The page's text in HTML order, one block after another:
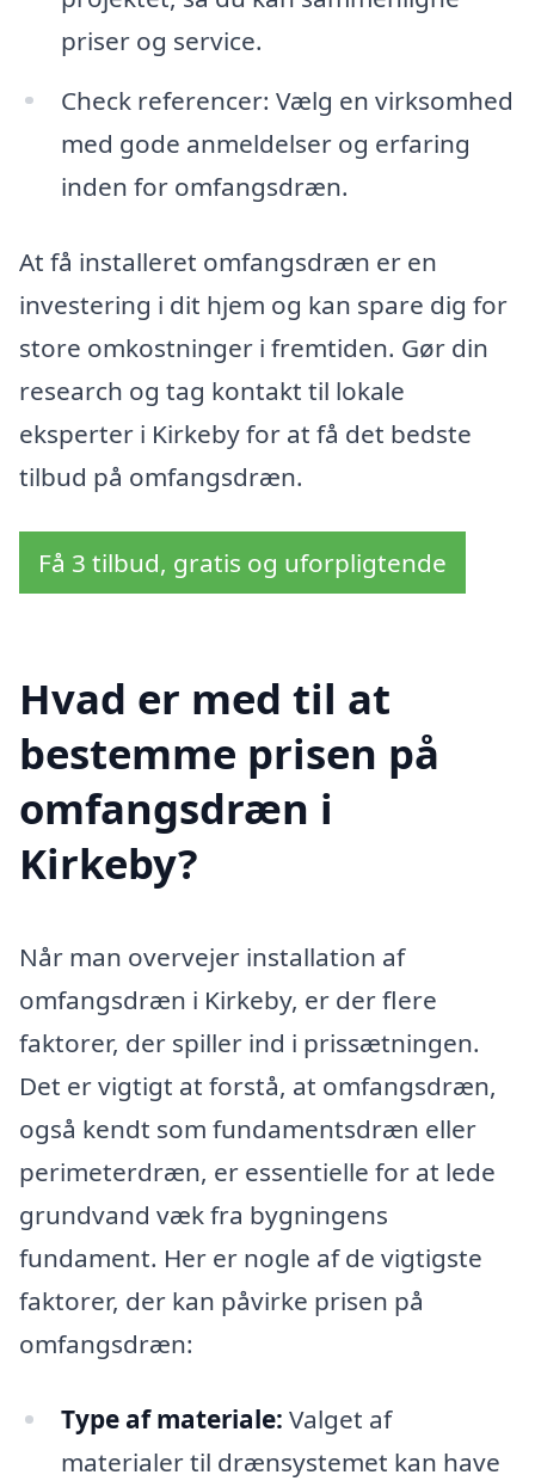
priser og service.
Check referencer: Vælg en virksomhed
med gode anmeldelser og erfaring
inden for omfangsdræn.
At få installeret omfangsdræn er en
investering i dit hjem og kan spare dig for
store omkostninger i fremtiden. Gør din
research og tag kontakt til lokale
eksperter i Kirkeby for at få det bedste
tilbud på omfangsdræn.
Få 3 tilbud, gratis og uforpligtende
Hvad er med til at
bestemme prisen på
omfangsdræn i
Kirkeby?
Når man overvejer installation af
omfangsdræn i Kirkeby, er der flere
faktorer, der spiller ind i prissætningen.
Det er vigtigt at forstå, at omfangsdræn,
også kendt som fundamentsdræn eller
perimeterdræn, er essentielle for at lede
grundvand væk fra bygningens
fundament. Her er nogle af de vigtigste
faktorer, der kan påvirke prisen på
omfangsdræn:
Type af materiale: Valget af
materialer til drænsystemet kan have